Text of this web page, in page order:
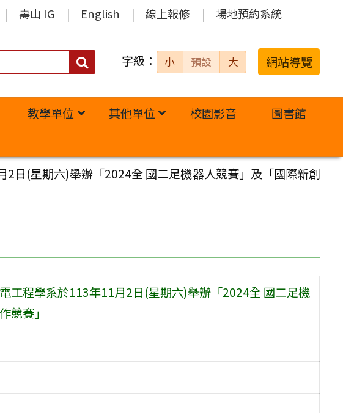
壽山 IG English 線上報修 場地預約系統
搜
字級： 小 預設 大 網站導覽
教學單位 其他單位 校園影音
圖書館
2日(星期六)舉辦「2024全 國二足機器人競賽」及「國際新創
工程學系於113年11月2日(星期六)舉辦「2024全 國二足機
競賽」